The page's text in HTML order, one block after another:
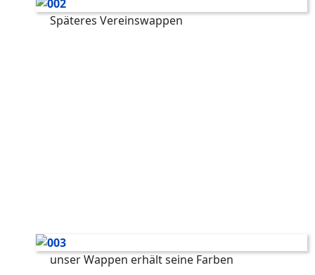
Späteres Vereinswappen
unser Wappen erhält seine Farben